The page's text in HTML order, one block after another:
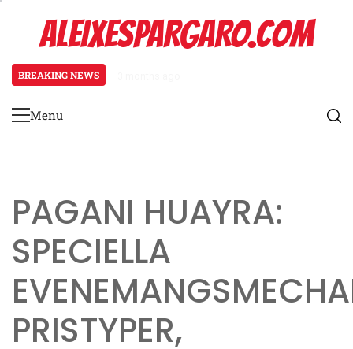
contentALEIXESPARGARO.COM
BREAKING NEWS
Primary
Menu
PAGANI HUAYRA:
SPECIELLA
PRISTYPER,